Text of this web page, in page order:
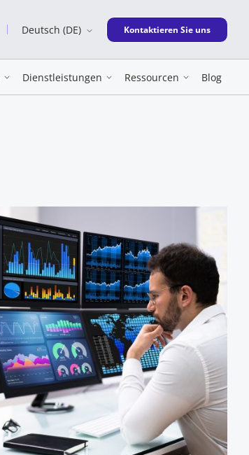
Deutsch (DE) New window
Kontaktieren Sie uns
Dienstleistungen Ressourcen Blog